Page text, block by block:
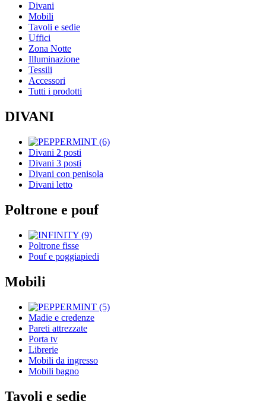
Divani
Mobili
Tavoli e sedie
Uffici
Zona Notte
Illuminazione
Tessili
Accessori
Tutti i prodotti
DIVANI
Divani 2 posti
Divani 3 posti
Divani con penisola
Divani letto
Poltrone e pouf
Poltrone fisse
Pouf e poggiapiedi
Mobili
Madie e credenze
Pareti attrezzate
Porta tv
Librerie
Mobili da ingresso
Mobili bagno
Tavoli e sedie